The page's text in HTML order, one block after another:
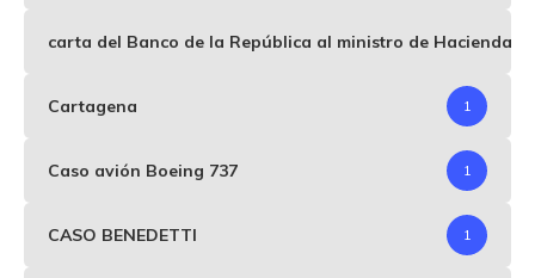
carta del Banco de la República al ministro de Hacienda
Cartagena 1
Caso avión Boeing 737 1
CASO BENEDETTI 1